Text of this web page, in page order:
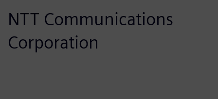
NTT Communications
Corporation